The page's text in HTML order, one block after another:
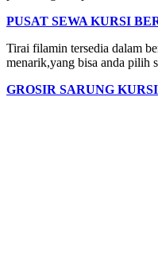
PUSAT SEWA KURSI
Tirai filamin tersedia dalam
menarik,yang bisa anda pilih
GROSIR SARUNG